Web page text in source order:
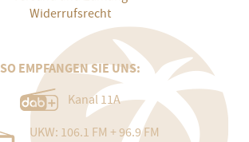
Widerrufsrecht
SO EMPFANGEN SIE UNS:
Kanal 11A
UKW: 106.1 FM + 96.9 FM